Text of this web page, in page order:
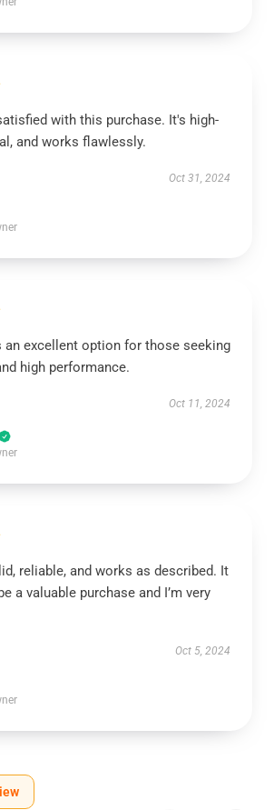
with this purchase. It's high-
and works flawlessly.
Oct 31, 2024
an excellent option for those seeking
high performance.
Oct 11, 2024
reliable, and works as described. It
a valuable purchase and I’m very
Oct 5, 2024